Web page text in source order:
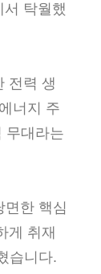
탁월했
전력 생
너지 주
무대라는
면한 핵심
게 취재
습니다.